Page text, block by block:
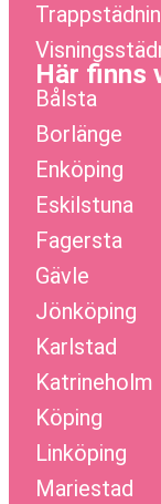
Här finns
Bålsta
Borlänge
Enköping
Eskilstuna
Fagersta
Gävle
Jönköping
Karlstad
Katrineholm
Köping
Linköping
Mariestad